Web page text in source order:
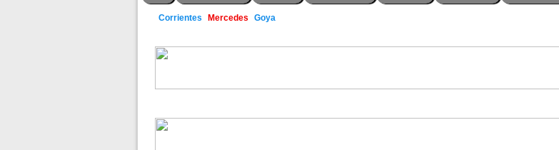
Corrientes Mercedes Goya